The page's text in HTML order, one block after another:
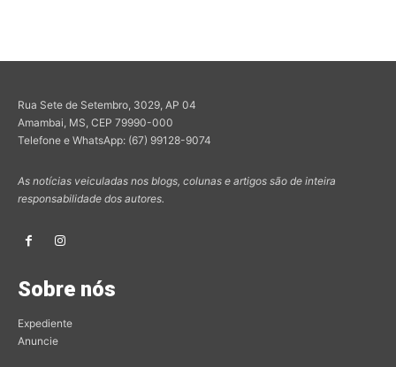
Rua Sete de Setembro, 3029, AP 04
Amambai, MS, CEP 79990-000
Telefone e WhatsApp: (67) 99128-9074
As notícias veiculadas nos blogs, colunas e artigos são de inteira
responsabilidade dos autores.
Sobre nós
Expediente
Anuncie